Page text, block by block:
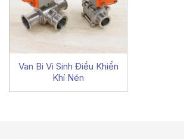
Van Bi Vi Sinh Điều Khiển
Khí Nén